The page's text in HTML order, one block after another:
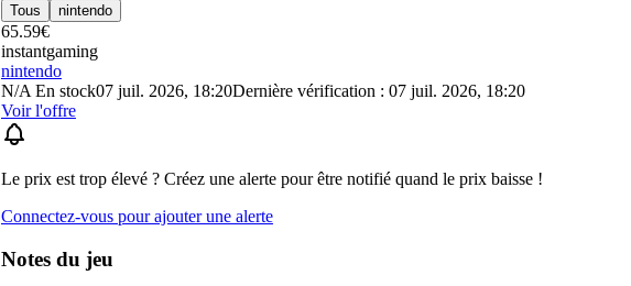
Tous nintendo
65.59€
instantgaming
nintendo
N/A En stock07 juil. 2026, 18:20Dernière vérification : 07 juil. 2026, 18:20
Voir l'offre
Le prix est trop élevé ? Créez une alerte pour être notifié quand le prix baisse !
Connectez-vous pour ajouter une alerte
Notes du jeu